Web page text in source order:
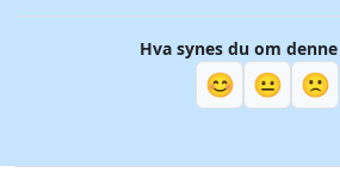
Hva synes du om
😊 😐 🙁